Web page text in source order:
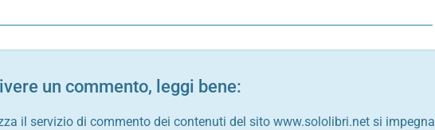
un commento, leggi bene:
il servizio di commento dei contenuti del sito www.sololibri.net si impegna